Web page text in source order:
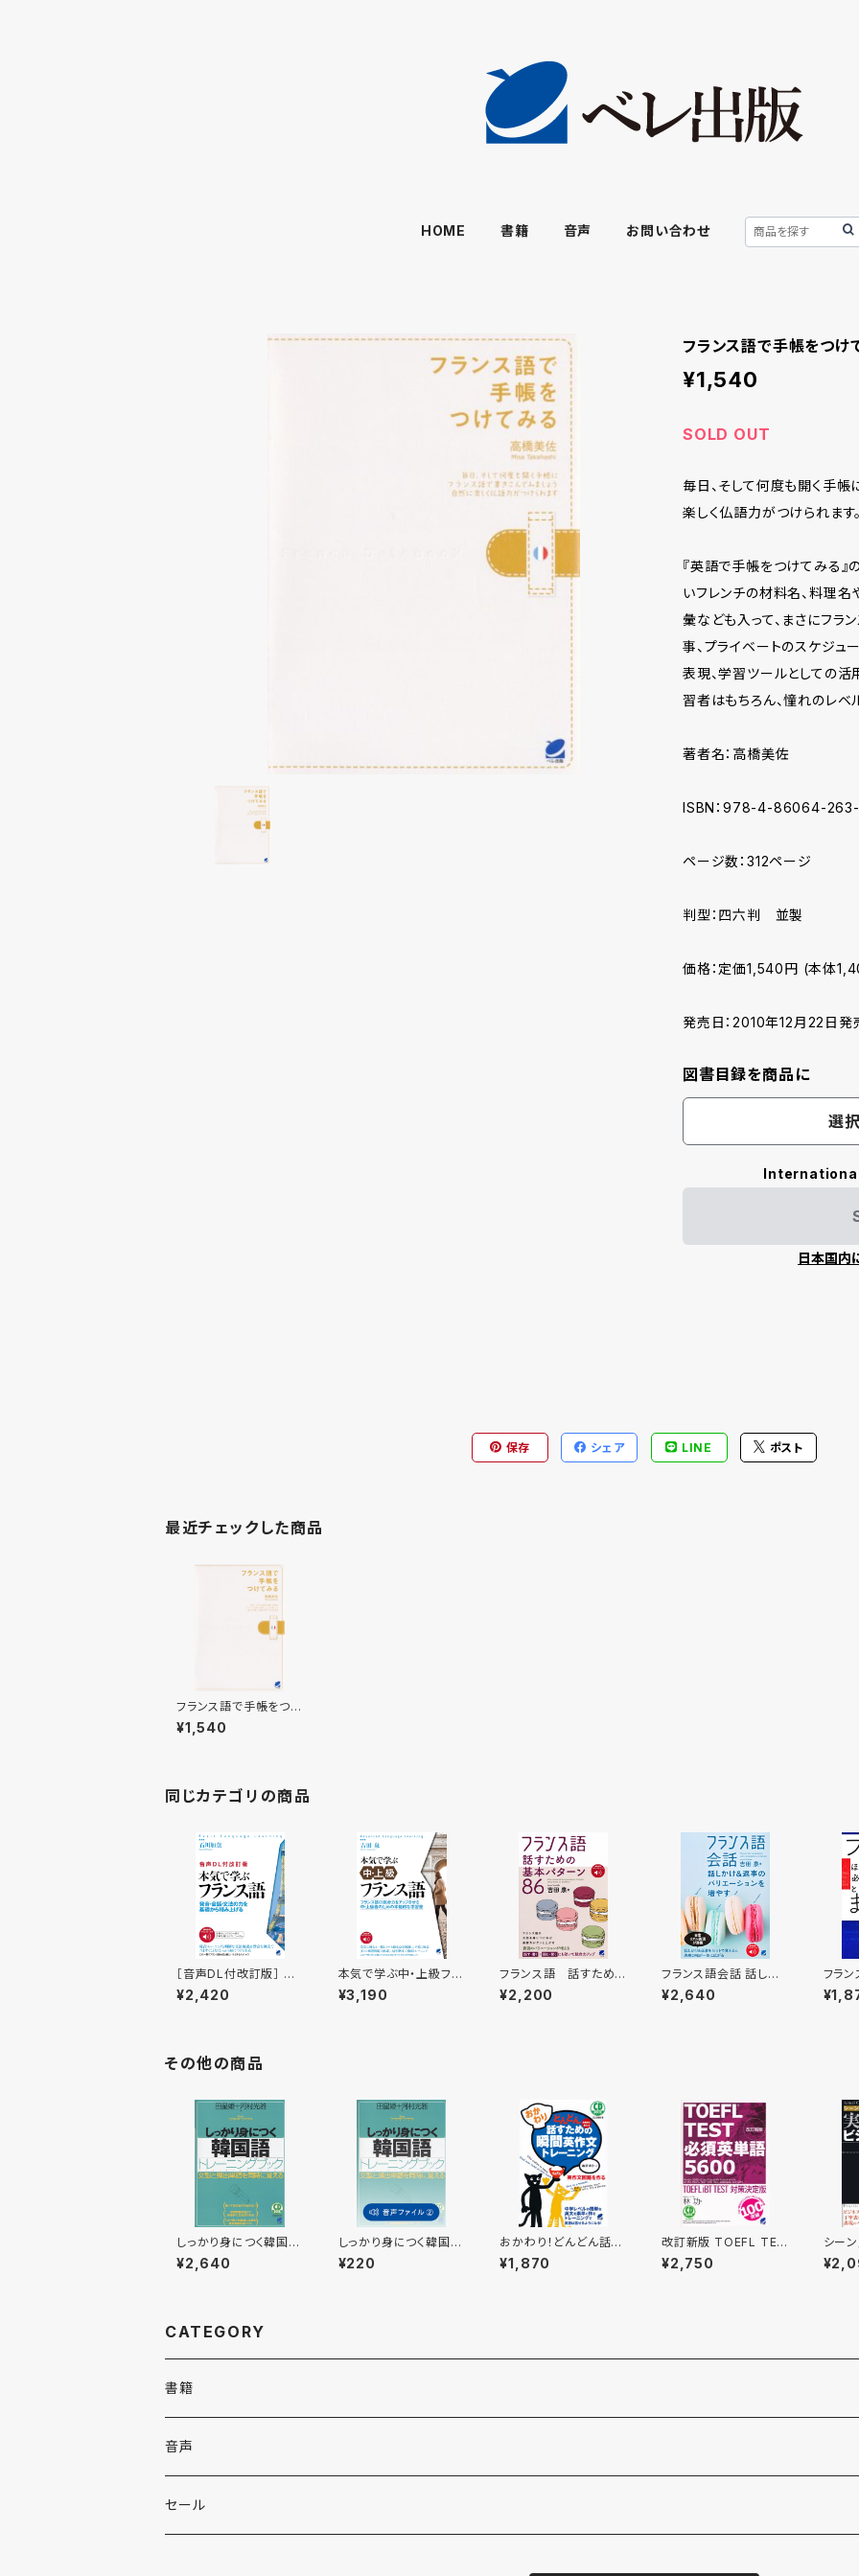
HOME 書籍 音声 お問い合わせ
フランス語で手帳をつけ
¥1,540
SOLD OUT
毎日、そして何度も開く手帳
楽しく仏語力がつけられます
『英語で手帳をつけてみる』
いフレンチの材料名、料理名
彙なども入って、まさにフラ
事、プライベートのスケジュ
表現、学習ツールとしての
習者はもちろん、憧れのレベ
著者名：高橋美佐
ISBN：978-4-86064-
ページ数：312ページ
判型：四六判 並製
価格：定価1,540円 (本体
発売日：2010年12月22日発
図書目録を商品に
選
日本国内
保存 シェア LINE ポスト
最近チェックした商品
フランス語で手帳をつけ
てみる
¥1,540
同じカテゴリの商品
［音声DL付改訂版］ 本
気で学ぶフランス語
¥2,420
本気で学ぶ中・上級フラ
ンス語 ［音声DL付］
¥3,190
フランス語 話すため
の基本パターン86
［音声ＤＬ付］
¥2,200
フランス語会話 話しか
け＆返事のバリエーショ
ンを増やす ［音声DL
¥2,640
フラ
要な
た。
その他の商品
しっかり身につく韓国語
トレーニングブック C
D BOOK
¥2,640
しっかり身につく韓国
語 トレーニングブッ
ク 付属音声2
¥220
おかわり！どんどん話す
ための瞬間英作文トレ
ーニング CD BOOK
¥1,870
改訂新版 TOEFL TES
T必須英単語5600 CD
BOOK
¥2,750
シー
実践
CD
CATEGORY
書籍
英語
英会話・表現集
各国語
音声
英会話・表現集
セール